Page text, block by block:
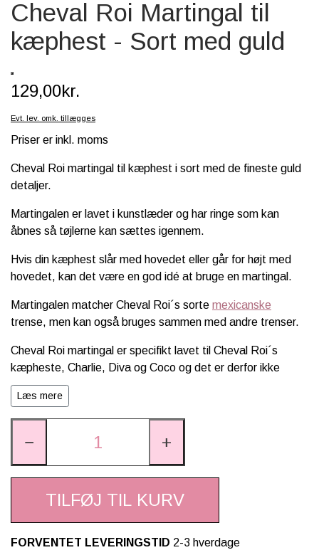
SCHLEICH® HEST & TILBEHØR
SKOLE, KREA & TILBEHØR
Cheval Roi Martingal til
kæphest - Sort med guld
129,00kr.
Evt. lev. omk. tillægges
Priser er inkl. moms
Cheval Roi martingal til kæphest i sort med de fineste guld
detaljer.
Martingalen er lavet i kunstlæder og har ringe som kan
åbnes så tøjlerne kan sættes igennem.
Hvis din kæphest slår med hovedet eller går for højt med
hovedet, kan det være en god idé at bruge en martingal.
Martingalen matcher Cheval Roi´s sorte mexicanske
trense, men kan også bruges sammen med andre trenser.
Cheval Roi martingal er specifikt lavet til Cheval Roi´s
kæpheste, Charlie, Diva og Coco og det er derfor ikke
sikkert at den passer kæpheste fra andre mærker.
størrelsesguide
til kæpheste udstyr.
Mål: 18x20x1 cm
Materiale: Polyester
Læs mere
− +
TILFØJ TIL KURV
FORVENTET LEVERINGSTID 2-3 hverdage